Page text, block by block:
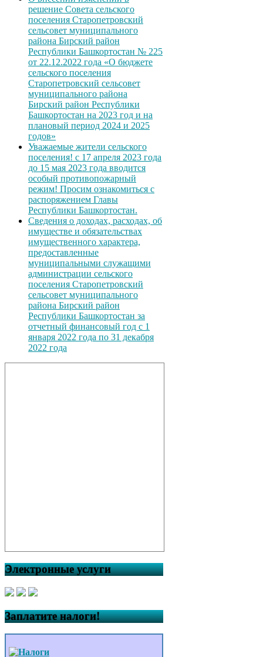
решение Совета сельского
поселения Старопетровский
сельсовет муниципального
района Бирский район
Республики Башкортостан № 225
от 22.12.2022 года «О бюджете
сельского поселения
Старопетровский сельсовет
муниципального района
Бирский район Республики
Башкортостан на 2023 год и на
плановый период 2024 и 2025
годов»
Уважаемые жители сельского
поселения! с 17 апреля 2023 года
до 15 мая 2023 года вводится
особый противопожарный
режим! Просим ознакомиться с
распоряжением Главы
Республики Башкортостан.
Сведения о доходах, расходах, об
имуществе и обязательствах
имущественного характера,
предоставленные
муниципальными служащими
администрации сельского
поселения Старопетровский
сельсовет муниципального
района Бирский район
Республики Башкортостан за
отчетный финансовый год с 1
января 2022 года по 31 декабря
2022 года
Электронные услуги
Заплатите налоги!